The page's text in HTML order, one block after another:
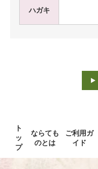
ハガキ
ト
ッ
プ
ならても
のとは
ご利用ガ
イド